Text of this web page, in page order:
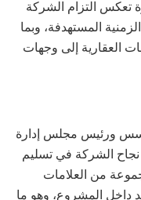
في خطوة تعكس التزام الشركة
المستهدفة، وبما
العقارية إلى وجهات
ورئيس مجلس إدارة
نجاح الشركة في تسليم
من العلامات
داخل المشروع، وهو ما